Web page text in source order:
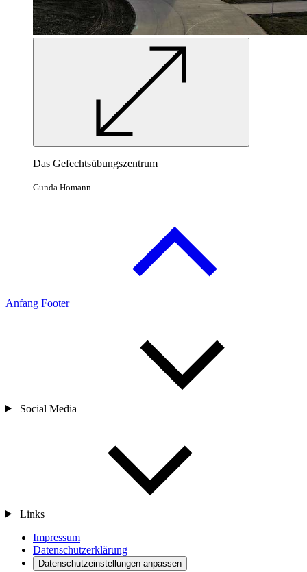
Das Gefechtsübungszentrum
Gunda Homann
Anfang Footer
Social Media
Links
Impressum
Datenschutzerklärung
Datenschutzeinstellungen anpassen